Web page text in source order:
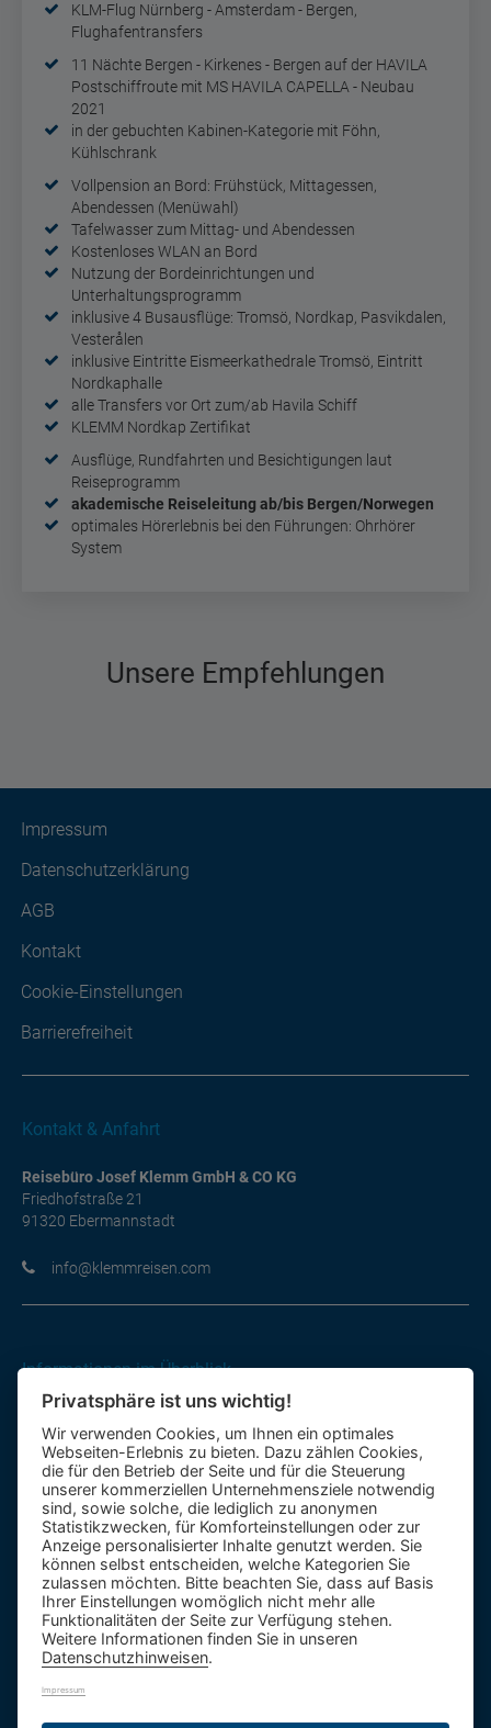
KLM-Flug Nürnberg - Amsterdam - Bergen,
Flughafentransfers
11 Nächte Bergen - Kirkenes - Bergen auf der HAVILA
Postschiffroute mit MS HAVILA CAPELLA - Neubau
2021
in der gebuchten Kabinen-Kategorie mit Föhn,
Kühlschrank
Vollpension an Bord: Frühstück, Mittagessen,
Abendessen (Menüwahl)
Tafelwasser zum Mittag- und Abendessen
Kostenloses WLAN an Bord
Nutzung der Bordeinrichtungen und
Unterhaltungsprogramm
inklusive 4 Busausflüge: Tromsö, Nordkap, Pasvikdalen,
Vesterålen
inklusive Eintritte Eismeerkathedrale Tromsö, Eintritt
Nordkaphalle
alle Transfers vor Ort zum/ab Havila Schiff
KLEMM Nordkap Zertifikat
Ausflüge, Rundfahrten und Besichtigungen laut
Reiseprogramm
akademische Reiseleitung ab/bis Bergen/Norwegen
optimales Hörerlebnis bei den Führungen: Ohrhörer
System
Unsere Empfehlungen
Impressum
Datenschutzerklärung
AGB
Kontakt
Cookie-Einstellungen
Barrierefreiheit
Kontakt & Anfahrt
Reisebüro Josef Klemm GmbH & CO KG
Friedhofstraße 21
91320 Ebermannstadt
moc.nesiermmelk@ofni
Informationen im Überblick
Gutscheine
Kontakt-Formular
Anfahrt
Mietbus
Reisebewertung
Reiseinformationen A – Z
Privatsphäre ist uns wichtig!
Wir verwenden Cookies, um Ihnen ein optimales
Webseiten-Erlebnis zu bieten. Dazu zählen Cookies,
die für den Betrieb der Seite und für die Steuerung
unserer kommerziellen Unternehmensziele notwendig
sind, sowie solche, die lediglich zu anonymen
Statistikzwecken, für Komforteinstellungen oder zur
Anzeige personalisierter Inhalte genutzt werden. Sie
können selbst entscheiden, welche Kategorien Sie
zulassen möchten. Bitte beachten Sie, dass auf Basis
Ihrer Einstellungen womöglich nicht mehr alle
Funktionalitäten der Seite zur Verfügung stehen.
Weitere Informationen finden Sie in unseren
Datenschutzhinweisen.
Impressum